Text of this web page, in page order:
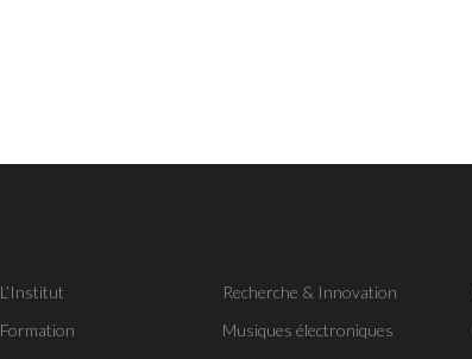
L’Institut
Formation
Recherche & Innovation
Musiques électroniques